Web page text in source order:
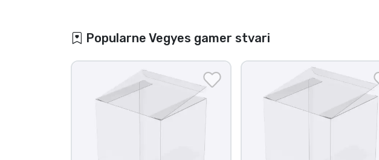
Popularne Vegyes gamer stvari